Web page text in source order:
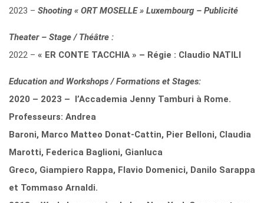
2023 – Shooting « ORT MOSELLE » Luxembourg – Publicité
Theater – Stage / Théâtre :
2022 – « ER CONTE TACCHIA » – Régie : Claudio NATILI
Education and Workshops / Formations et Stages:
2020 – 2023 – l’Accademia Jenny Tamburi à Rome.
Professeurs: Andrea
Baroni, Marco Matteo Donat-Cattin, Pier Belloni, Claudia
Marotti, Federica Baglioni, Gianluca
Greco, Giampiero Rappa, Flavio Domenici, Danilo Sarappa
et Tommaso Arnaldi.